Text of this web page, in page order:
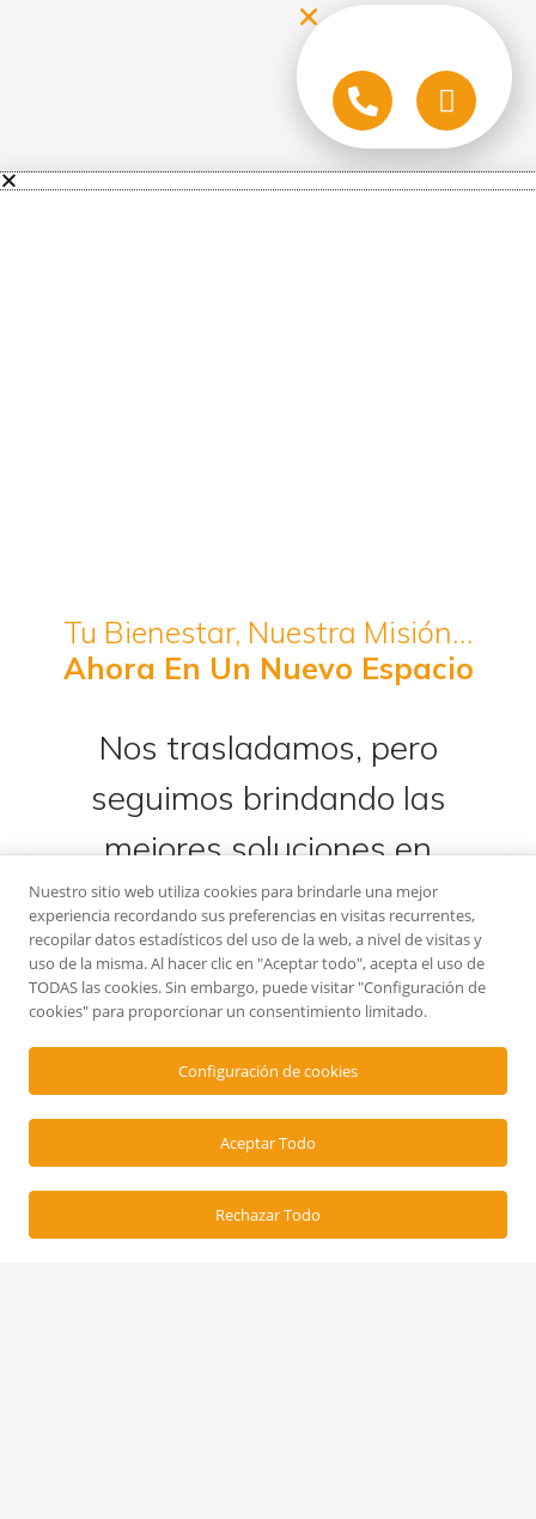
Nuestro sitio web utiliza cookies para brindarle una mejor
experiencia recordando sus preferencias en visitas recurrentes,
recopilar datos estadísticos del uso de la web, a nivel de visitas y
uso de la misma. Al hacer clic en "Aceptar todo", acepta el uso de
TODAS las cookies. Sin embargo, puede visitar "Configuración de
cookies" para proporcionar un consentimiento limitado.
Configuración de cookies
Aceptar Todo
Rechazar Todo
Tu Bienestar, Nuestra Misión…
Ahora En Un Nuevo Espacio
Nos trasladamos, pero
seguimos brindando las
mejores soluciones en
climatización.
C/Irlanda, 20 (Poligono
Industrial de Constantí)
Constastí, 43120 Tarragona